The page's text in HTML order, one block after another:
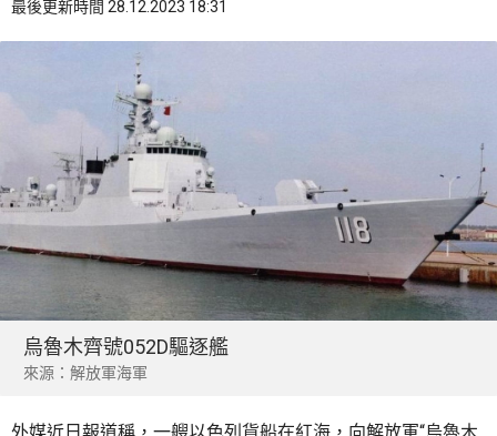
最後更新時間 28.12.2023 18:31
烏魯木齊號052D驅逐艦
來源：解放軍海軍